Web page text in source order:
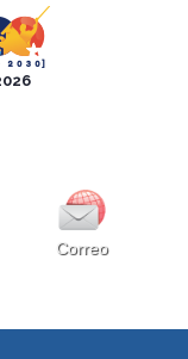
Correo